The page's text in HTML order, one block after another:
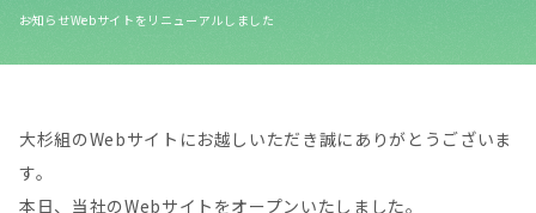
お知らせWebサイトをリニューアルしました
大杉組のWebサイトにお越しいただき誠にありがとうございま
す。
本日、当社のWebサイトをオープンいたしました。